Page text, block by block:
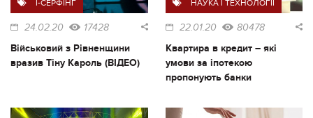
I-СЕРФІНГ
24.02.20 17428
Військовий з Рівненщини
вразив Тіну Кароль (ВІДЕО)
НАУКА І ТЕХНОЛОГІЇ
22.01.20 80478
Квартира в кредит – які
умови за іпотекою
пропонують банки